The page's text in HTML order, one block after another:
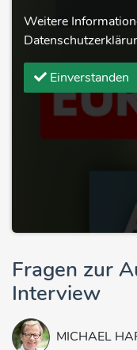
Weitere
Einverstanden
Fragen zur
Interview
MICHAEL